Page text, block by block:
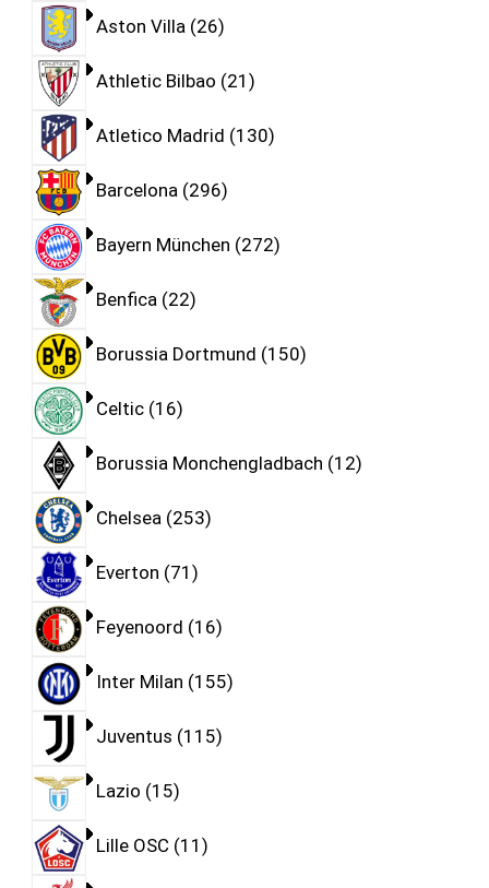
Aston Villa 26
Athletic Bilbao 21
Atletico Madrid 130
Barcelona 296
Bayern München 272
Benfica 22
Borussia Dortmund 150
Celtic 16
Borussia Monchengladbach 12
Chelsea 253
Everton 71
Feyenoord 16
Inter Milan 155
Juventus 115
Lazio 15
Lille OSC 11